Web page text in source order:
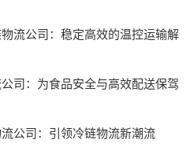
流公司：稳定高效的温控运输解
司：为食品安全与高效配送保驾
公司：引领冷链物流新潮流